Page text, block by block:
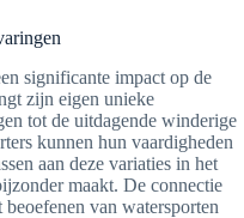
significante impact op de
zijn eigen unieke
tot de uitdagende winderige
kunnen hun vaardigheden
aan deze variaties in het
maakt. De connectie
van watersporten